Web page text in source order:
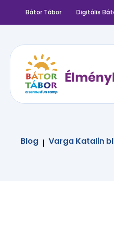
Bátor Tábor Digitális
Blog | Varga Katalin